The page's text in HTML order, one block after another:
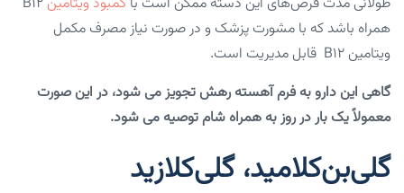
همراه باشد که با مشورت پزشک و در صورت نیاز مصرف مکمل
ویتامین B12 قابل مدیریت است.
گاهی این دارو به فرم آهسته رهش تجویز می شود، در این صورت
معمولاً یک بار در روز به همراه شام توصیه می شود.
گلی‌بن‌کلامید، گلی‌کلازید